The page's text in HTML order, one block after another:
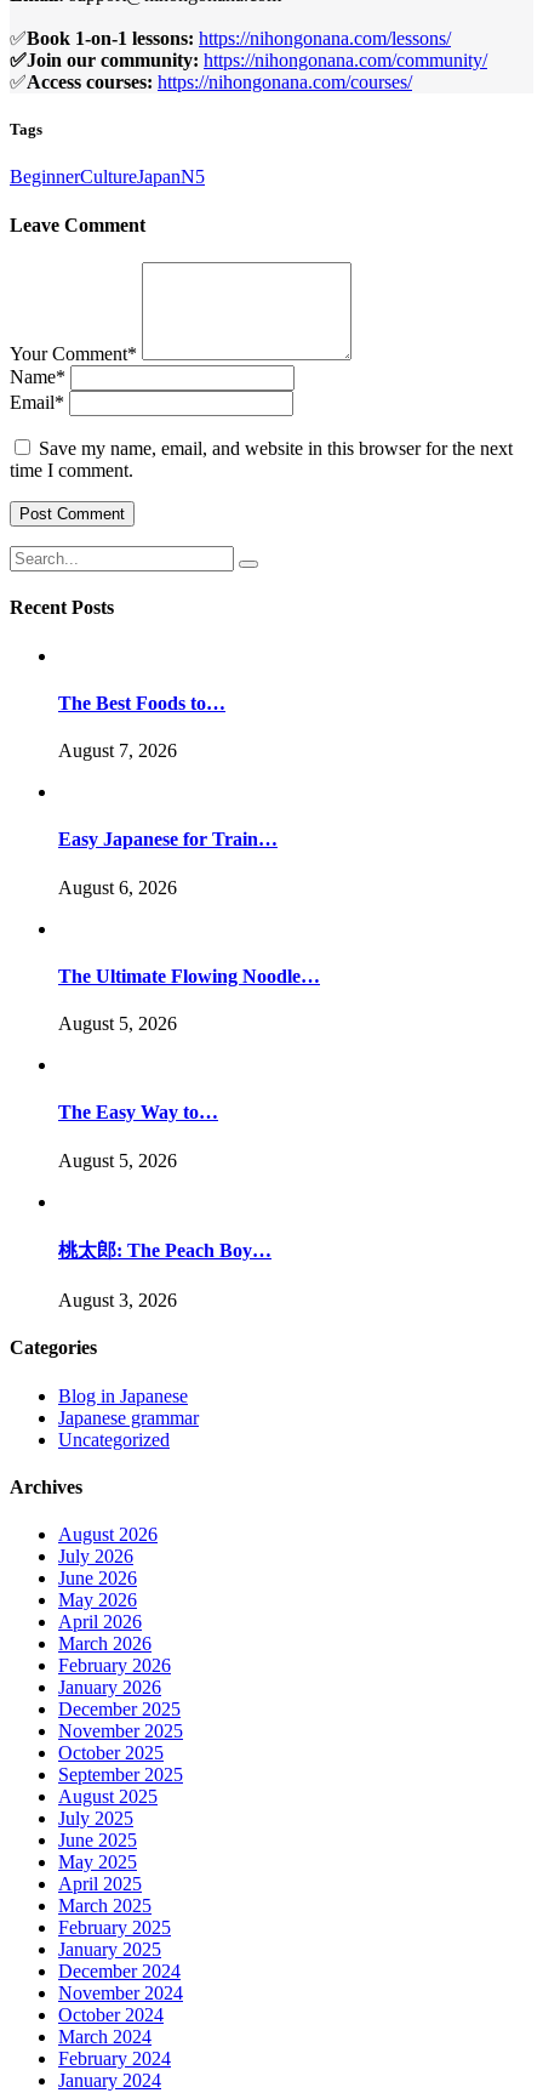
✅Book 1-on-1 lessons: https://nihongonana.com/lessons/
✅Join our community: https://nihongonana.com/community/
✅Access courses: https://nihongonana.com/courses/
Tags
BeginnerCultureJapanN5
Leave Comment
Your Comment*
Name*
Email*
Save my name, email, and website in this browser for the next
time I comment.
Recent Posts
The Best Foods to…
August 7, 2026
Easy Japanese for Train…
August 6, 2026
The Ultimate Flowing Noodle…
August 5, 2026
The Easy Way to…
August 5, 2026
桃太郎: The Peach Boy…
August 3, 2026
Categories
Blog in Japanese
Japanese grammar
Uncategorized
Archives
August 2026
July 2026
June 2026
May 2026
April 2026
March 2026
February 2026
January 2026
December 2025
November 2025
October 2025
September 2025
August 2025
July 2025
June 2025
May 2025
April 2025
March 2025
February 2025
January 2025
December 2024
November 2024
October 2024
March 2024
February 2024
January 2024